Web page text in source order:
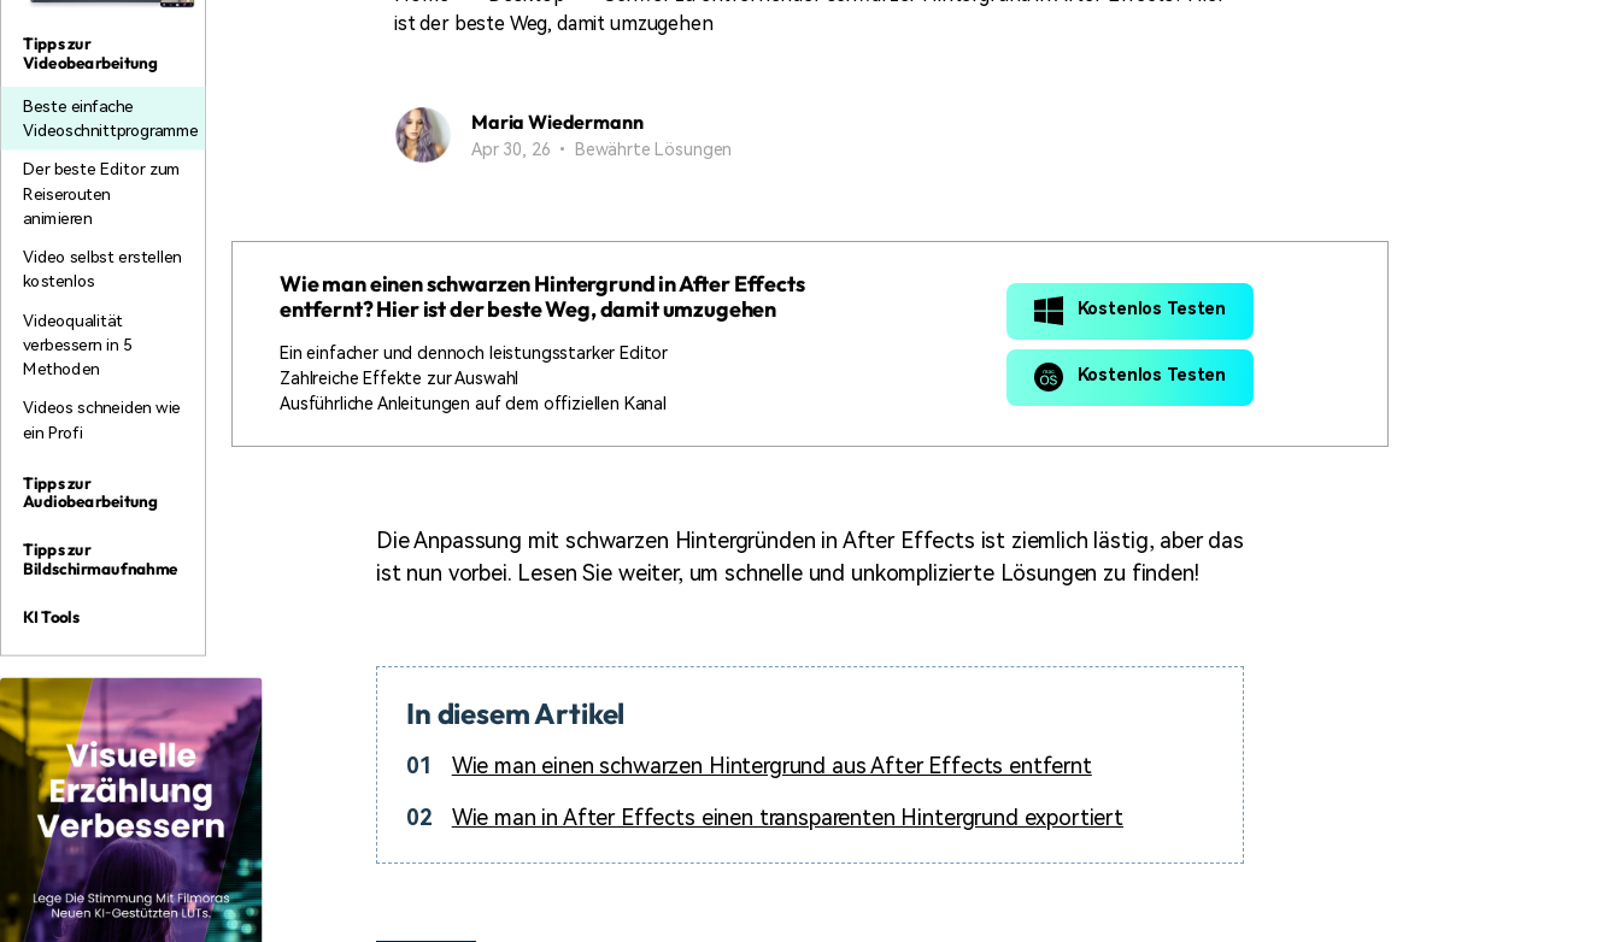
Kostenloser Download
An Freunde
Kostenloser Download
Kostenloser Download
ist der beste Weg, damit umzugehen
Maria Wiedermann
Apr 30, 26 • Bewährte Lösungen
Wie man einen schwarzen Hintergrund in After Effects
entfernt? Hier ist der beste Weg, damit umzugehen
Ein einfacher und dennoch leistungsstarker Editor
Zahlreiche Effekte zur Auswahl
Ausführliche Anleitungen auf dem offiziellen Kanal
Kostenlos Testen
Kostenlos Testen
Die Anpassung mit schwarzen Hintergründen in After Effects ist ziemlich lästig, aber das
ist nun vorbei. Lesen Sie weiter, um schnelle und unkomplizierte Lösungen zu finden!
In diesem Artikel
01 Wie man einen schwarzen Hintergrund aus After Effects entfernt
02 Wie man in After Effects einen transparenten Hintergrund exportiert
Tipps zur
Videobearbeitung
Beste einfache
Videoschnittprogramme
Der beste Editor zum
Reiserouten
animieren
Video selbst erstellen
kostenlos
Videoqualität
verbessern in 5
Methoden
Videos schneiden wie
ein Profi
Tipps zur
Audiobearbeitung
Tipps zur
Bildschirmaufnahme
KI Tools